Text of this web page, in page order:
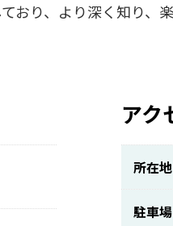
り、より深く知り、
アク
所在地
駐車場